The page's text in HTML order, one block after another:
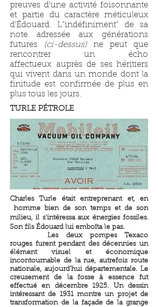
preuves d'une activité foisonnante
et partie du caractère méticuleux
d'Édouard. L"indéfiniment" de sa
note adressée aux générations
futures
(ci-dessus)ne peut que
rencontrer un écho
affectueux auprès de ses héritiers
qui vivent dans un monde dont la
finitude est confirmée de plus en
plus tous les jours.
TURLE PÉTROLE
Charles Turle était entreprenant et, en
homme bien de son temps et de son
milieu, il s'intéressa aux énergies fossiles.
Son fils Édouard lui emboîta le pas.
Les deux pompes Texaco
rouges furent pendant des décennies un
élément visuel et économique
incontournable de la rue, autrefois route
nationale, aujourd'hui départementale. Le
creusement de la fosse à essence fut
effectué en décembre 1925. Un dessin
intéressant de 1931 montre un projet de
transformation de la façade de la grange